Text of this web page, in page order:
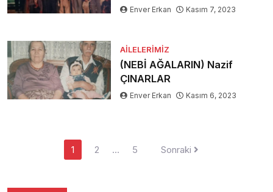
Enver Erkan Kasım 7, 2023
AILELERIMIZ
(NEBİ AĞALARIN) Nazif
ÇINARLAR
Enver Erkan Kasım 6, 2023
1 2 … 5 Sonraki